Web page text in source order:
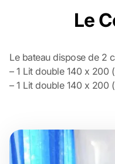
Le
Le bateau dispose de 2
– 1 Lit double 140 x 200
– 1 Lit double 140 x 200